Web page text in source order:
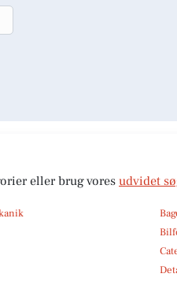
eller brug voresudvidet